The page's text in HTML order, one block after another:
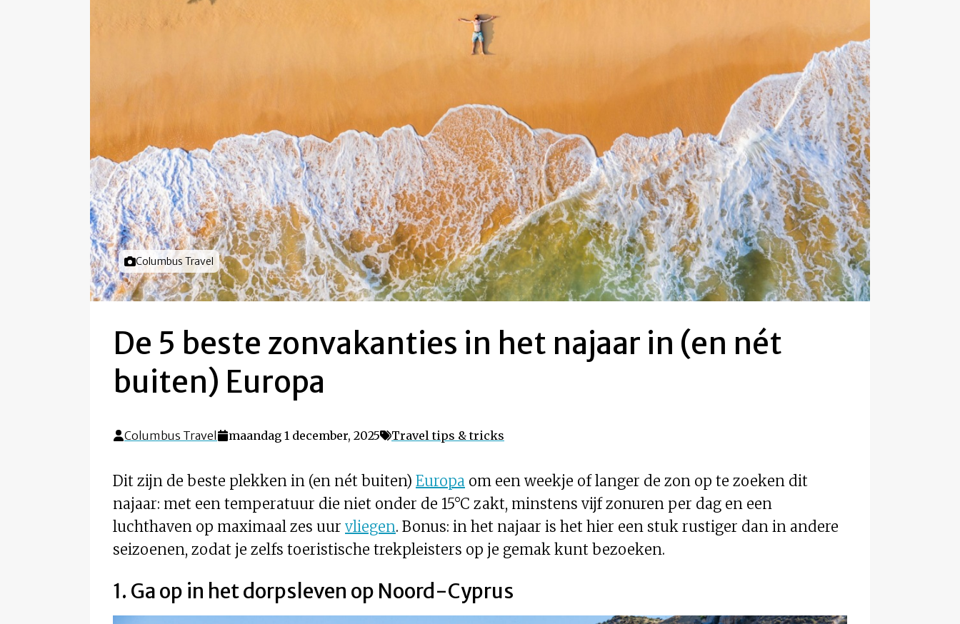
Foto door
Columbus Travel
De 5 beste zonvakanties in het najaar in (en nét
buiten) Europa
Columbus Travel maandag 1 december, 2025 Travel tips & tricks
Dit zijn de beste plekken in (en nét buiten) Europa om een weekje of langer de zon op te zoeken dit
najaar: met een temperatuur die niet onder de 15°C zakt, minstens vijf zonuren per dag en een
luchthaven op maximaal zes uur vliegen. Bonus: in het najaar is het hier een stuk rustiger dan in andere
seizoenen, zodat je zelfs toeristische trekpleisters op je gemak kunt bezoeken.
1. Ga op in het dorpsleven op Noord-Cyprus